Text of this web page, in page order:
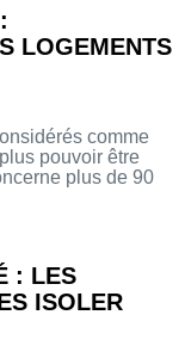
LOGEMENTS
comme
pouvoir être
plus de 90
: LES
ISOLER